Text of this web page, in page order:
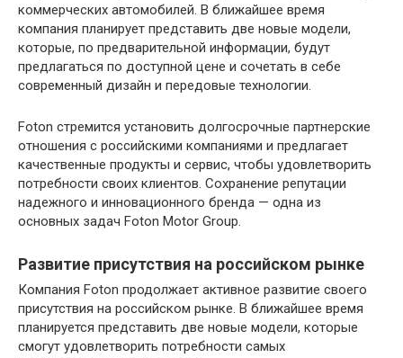
коммерческих автомобилей. В ближайшее время
компания планирует представить две новые модели,
которые, по предварительной информации, будут
предлагаться по доступной цене и сочетать в себе
современный дизайн и передовые технологии.
Foton стремится установить долгосрочные партнерские
отношения с российскими компаниями и предлагает
качественные продукты и сервис, чтобы удовлетворить
потребности своих клиентов. Сохранение репутации
надежного и инновационного бренда — одна из
основных задач Foton Motor Group.
Развитие присутствия на российском рынке
Компания Foton продолжает активное развитие своего
присутствия на российском рынке. В ближайшее время
планируется представить две новые модели, которые
смогут удовлетворить потребности самых